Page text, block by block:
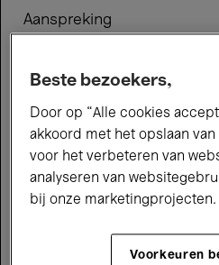
Aanspreking
Achternaam
Voornaam
Beste bezoekers,
Door op “Alle cookies
akkoord met het opslaan
voor het verbeteren van
analyseren van
bij onze marketingprojecten.
Voorkeuren